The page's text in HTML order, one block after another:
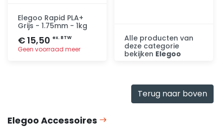
Elegoo Rapid PLA+
Grijs - 1.75mm - 1kg
€ 15,50 ex. BTW
Geen voorraad meer
Alle producten van
deze categorie
bekijken Elegoo
Terug naar boven
Elegoo Accessoires